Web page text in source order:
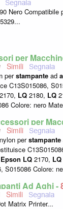
Nero Compatibile
per
perstampante ad
C13S015086,
2170, LQ 2180, LQ
Colore: nero
per
perstampante
Epson LQ 2170, LQ
S015086 Colore:
Ad Aghi -
Matrix Printer...